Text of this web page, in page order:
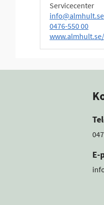
Servicecenter
info@almhult.se
0476-550 00
E-